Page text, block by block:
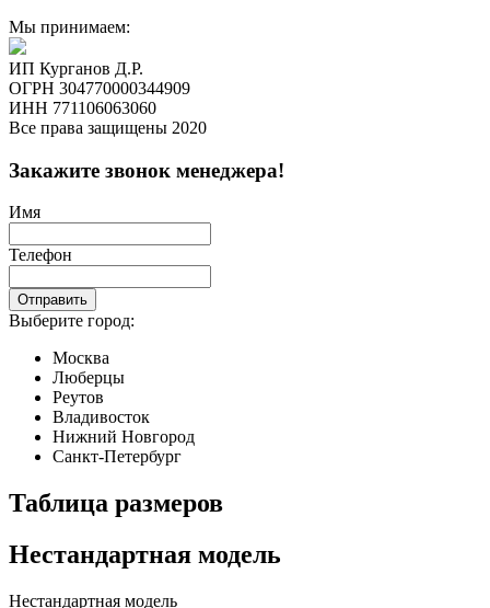
Мы принимаем:
ИП Курганов Д.Р.
ОГРН 304770000344909
ИНН 771106063060
Все права защищены 2020
Закажите звонок менеджера!
Имя
Телефон
Отправить
Выберите город:
Москва
Люберцы
Реутов
Владивосток
Нижний Новгород
Санкт-Петербург
Таблица размеров
Нестандартная модель
Нестандартная модель